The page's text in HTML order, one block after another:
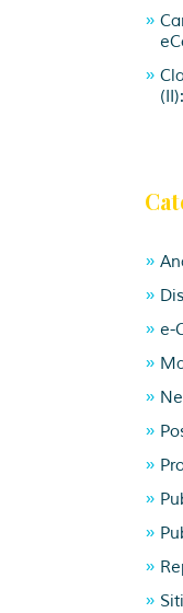
e-